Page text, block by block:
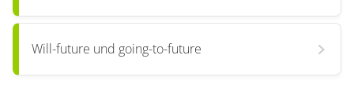
Will-future und going-to-future